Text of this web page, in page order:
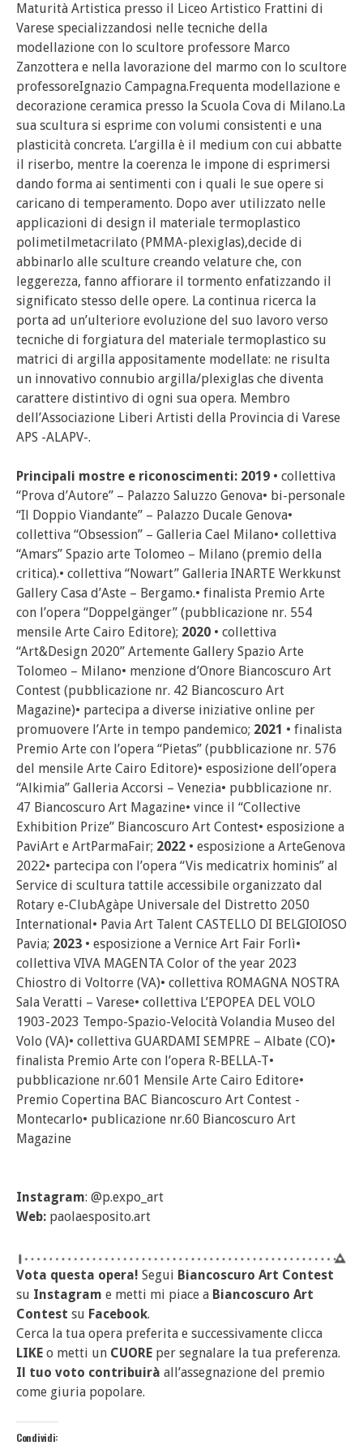
Maturità Artistica presso il Liceo Artistico Frattini di
Varese specializzandosi nelle tecniche della
modellazione con lo scultore professore Marco
Zanzottera e nella lavorazione del marmo con lo scultore
professoreIgnazio Campagna.Frequenta modellazione e
decorazione ceramica presso la Scuola Cova di Milano.La
sua scultura si esprime con volumi consistenti e una
plasticità concreta. L’argilla è il medium con cui abbatte
il riserbo, mentre la coerenza le impone di esprimersi
dando forma ai sentimenti con i quali le sue opere si
caricano di temperamento. Dopo aver utilizzato nelle
applicazioni di design il materiale termoplastico
polimetilmetacrilato (PMMA-plexiglas),decide di
abbinarlo alle sculture creando velature che, con
leggerezza, fanno affiorare il tormento enfatizzando il
significato stesso delle opere. La continua ricerca la
porta ad un’ulteriore evoluzione del suo lavoro verso
tecniche di forgiatura del materiale termoplastico su
matrici di argilla appositamente modellate: ne risulta
un innovativo connubio argilla/plexiglas che diventa
carattere distintivo di ogni sua opera. Membro
dell’Associazione Liberi Artisti della Provincia di Varese
APS -ALAPV-.
Principali mostre e riconoscimenti: 2019 • collettiva
“Prova d’Autore” – Palazzo Saluzzo Genova• bi-personale
“Il Doppio Viandante” – Palazzo Ducale Genova•
collettiva “Obsession” – Galleria Cael Milano• collettiva
“Amars” Spazio arte Tolomeo – Milano (premio della
critica).• collettiva “Nowart” Galleria INARTE Werkkunst
Gallery Casa d’Aste – Bergamo.• finalista Premio Arte
con l’opera “Doppelgänger” (pubblicazione nr. 554
mensile Arte Cairo Editore); 2020 • collettiva
“Art&Design 2020” Artemente Gallery Spazio Arte
Tolomeo – Milano• menzione d’Onore Biancoscuro Art
Contest (pubblicazione nr. 42 Biancoscuro Art
Magazine)• partecipa a diverse iniziative online per
promuovere l’Arte in tempo pandemico; 2021 • finalista
Premio Arte con l’opera “Pietas” (pubblicazione nr. 576
del mensile Arte Cairo Editore)• esposizione dell’opera
“Alkimia” Galleria Accorsi – Venezia• pubblicazione nr.
47 Biancoscuro Art Magazine• vince il “Collective
Exhibition Prize” Biancoscuro Art Contest• esposizione a
PaviArt e ArtParmaFair; 2022 • esposizione a ArteGenova
2022• partecipa con l’opera “Vis medicatrix hominis” al
Service di scultura tattile accessibile organizzato dal
Rotary e-ClubAgàpe Universale del Distretto 2050
International• Pavia Art Talent CASTELLO DI BELGIOIOSO
Pavia; 2023 • esposizione a Vernice Art Fair Forlì•
collettiva VIVA MAGENTA Color of the year 2023
Chiostro di Voltorre (VA)• collettiva ROMAGNA NOSTRA
Sala Veratti – Varese• collettiva L’EPOPEA DEL VOLO
1903-2023 Tempo-Spazio-Velocità Volandia Museo del
Volo (VA)• collettiva GUARDAMI SEMPRE – Albate (CO)•
finalista Premio Arte con l’opera R-BELLA-T•
pubblicazione nr.601 Mensile Arte Cairo Editore•
Premio Copertina BAC Biancoscuro Art Contest -
Montecarlo• publicazione nr.60 Biancoscuro Art
Magazine
Instagram: @p.expo_art
Web: paolaesposito.art
Vota questa opera! Segui Biancoscuro Art Contest
su Instagram e metti mi piace a Biancoscuro Art
Contest su Facebook.
Cerca la tua opera preferita e successivamente clicca
LIKE o metti un CUORE per segnalare la tua preferenza.
Il tuo voto contribuirà all’assegnazione del premio
come giuria popolare.
Condividi: